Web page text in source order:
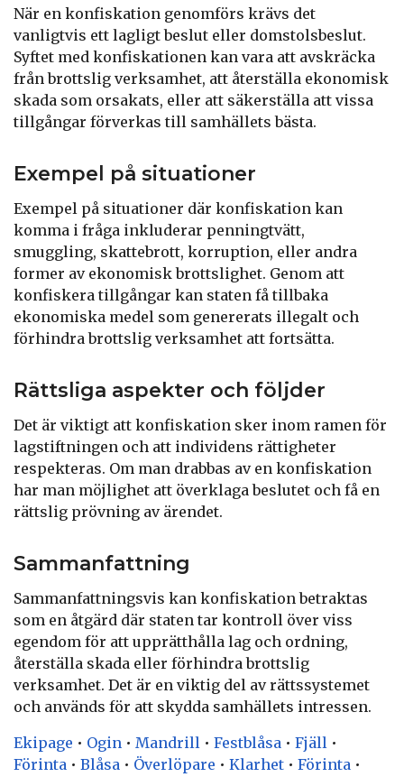
När en konfiskation genomförs krävs det
vanligtvis ett lagligt beslut eller domstolsbeslut.
Syftet med konfiskationen kan vara att avskräcka
från brottslig verksamhet, att återställa ekonomisk
skada som orsakats, eller att säkerställa att vissa
tillgångar förverkas till samhällets bästa.
Exempel på situationer
Exempel på situationer där konfiskation kan
komma i fråga inkluderar penningtvätt,
smuggling, skattebrott, korruption, eller andra
former av ekonomisk brottslighet. Genom att
konfiskera tillgångar kan staten få tillbaka
ekonomiska medel som genererats illegalt och
förhindra brottslig verksamhet att fortsätta.
Rättsliga aspekter och följder
Det är viktigt att konfiskation sker inom ramen för
lagstiftningen och att individens rättigheter
respekteras. Om man drabbas av en konfiskation
har man möjlighet att överklaga beslutet och få en
rättslig prövning av ärendet.
Sammanfattning
Sammanfattningsvis kan konfiskation betraktas
som en åtgärd där staten tar kontroll över viss
egendom för att upprätthålla lag och ordning,
återställa skada eller förhindra brottslig
verksamhet. Det är en viktig del av rättssystemet
och används för att skydda samhällets intressen.
Ekipage • Ogin • Mandrill • Festblåsa • Fjäll •
Förinta • Blåsa • Överlöpare • Klarhet • Förinta •